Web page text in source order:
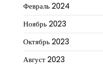
Февраль 2024
Ноябрь 2023
Октябрь 2023
Август 2023